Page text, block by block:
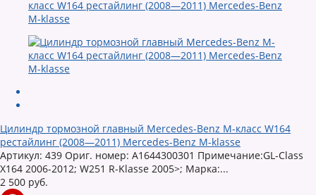
Цилиндр тормозной главный Mercedes-Benz M-класс W164
рестайлинг (2008—2011) Mercedes-Benz M-klasse
Артикул: 439 Ориг. номер: A1644300301 Примечание:GL-Class
X164 2006-2012; W251 R-Klasse 2005>; Марка:...
2 500 руб.